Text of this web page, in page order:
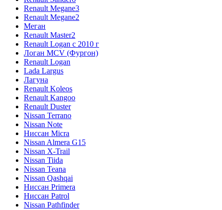
Renault Megane3
Renault Megane2
Меган
Renault Master2
Renault Logan c 2010 г
Логан МСV (Фургон)
Renault Logan
Lada Largus
Лагуна
Renault Koleos
Renault Kangoo
Renault Duster
Nissan Terrano
Nissan Note
Ниссан Micra
Nissan Almera G15
Nissan X-Trail
Nissan Tiida
Nissan Teana
Nissan Qashqai
Ниссан Primera
Ниссан Patrol
Nissan Pathfinder